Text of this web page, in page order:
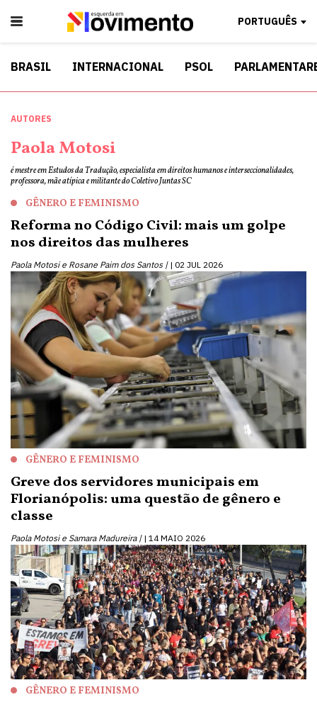
PORTUGUÊS
BRASIL INTERNACIONAL PSOL
AUTORES
Paola Motosi
é mestre em Estudos da Tradução, especialista em direitos humanos e interseccionalidades,
professora, mãe atípica e militante do Coletivo Juntas SC
GÊNERO E FEMINISMO
Reforma no Código Civil: mais um golpe
nos direitos das mulheres
Paola Motosi e Rosane Paim dos Santos | 02 JUL 2026
GÊNERO E FEMINISMO
Greve dos servidores municipais em
Florianópolis: uma questão de gênero e
classe
Paola Motosi e Samara Madureira | 14 MAIO 2026
GÊNERO E FEMINISMO